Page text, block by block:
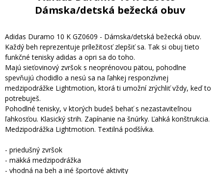
Dámska/detská bežecká obuv
Adidas Duramo 10 K GZ0609 - Dámska/detská bežecká obuv.
Každý beh reprezentuje príležitosť zlepšiť sa. Tak si obuj tieto
funkčné tenisky adidas a opri sa do toho.
Majú sieťovinový zvršok s neoprénovou pätou, pohodlne
spevňujú chodidlo a nesú sa na ľahkej responzívnej
medzipodrážke Lightmotion, ktorá ti umožní zrýchliť vždy, keď to
potrebuješ.
Pohodlné tenisky, v ktorých budeš behať s nezastaviteľnou
ľahkosťou. Klasický strih. Zapínanie na šnúrky. Ľahká konštrukcia.
Medzipodrážka Lightmotion. Textilná podšívka.
- priedušný zvršok
- mäkká medzipodrážka
- vhodná na beh a iné športové aktivity